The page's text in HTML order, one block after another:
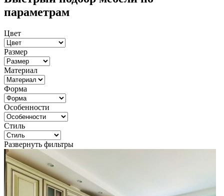
параметрам
Цвет
Размер
Материал
Форма
Особенности
Стиль
Развернуть фильтры